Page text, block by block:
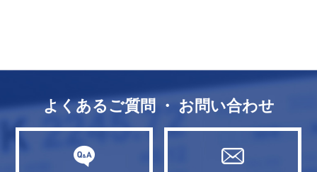
よくあるご質問 ・ お問い合わせ